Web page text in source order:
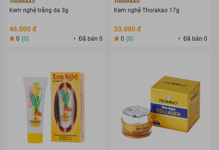
THORAKAO
Kem nghệ trắng da 3g
46.000 đ
0 (0) Đã bán 0
THORAKAO
Kem nghệ Thorakao 17g
33.000 đ
0 (0) Đã bán 0